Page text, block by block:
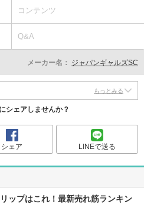
コンテンツ
Q&A
メーカー名： ジャパンギャルズSC
もっとみる
シェアしませんか？
シェア LINEで送る
ップはこれ！最新売れ筋ランキン